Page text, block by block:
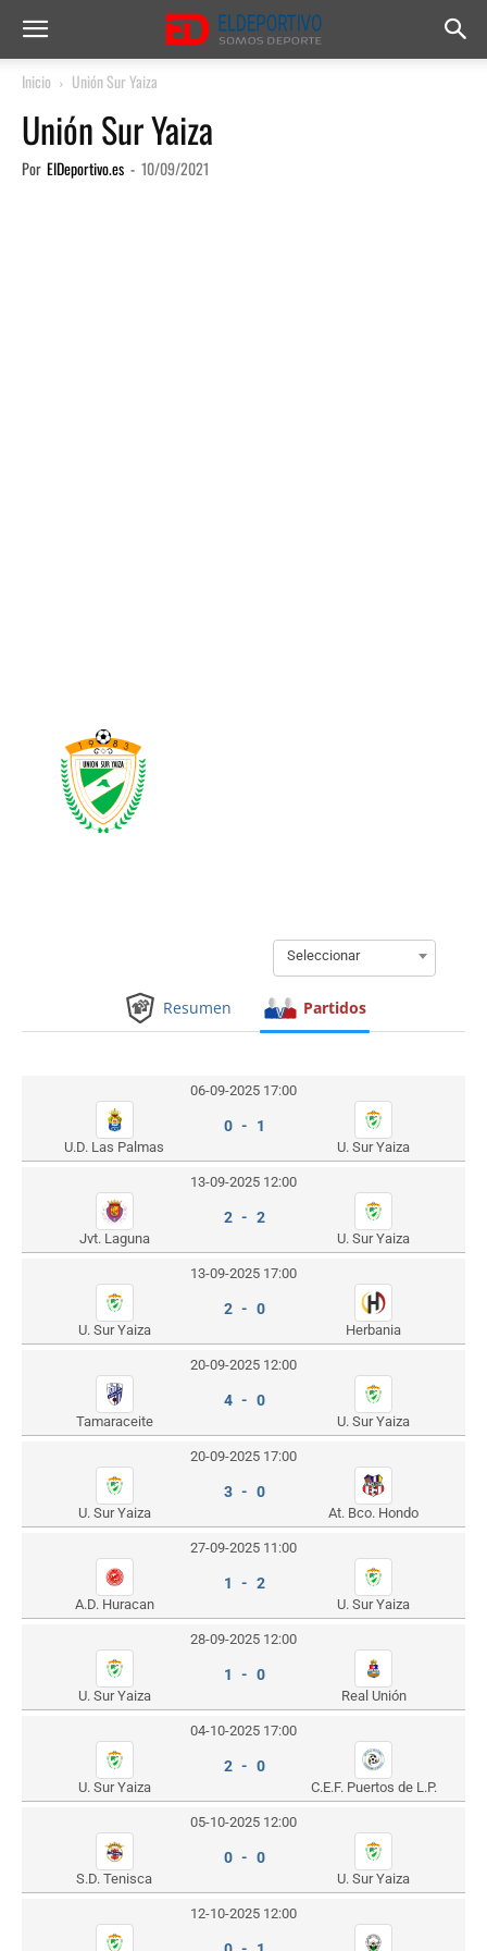
Inicio Unión Sur Yaiza
Unión Sur Yaiza
Por ElDeportivo.es - 10/09/2021
Seleccionar
Resumen Partidos
06-09-2025 17:00
U.D. Las Palmas
0 - 1
U. Sur Yaiza
13-09-2025 12:00
Jvt. Laguna
2 - 2
U. Sur Yaiza
13-09-2025 17:00
U. Sur Yaiza
2 - 0
Herbania
20-09-2025 12:00
Tamaraceite
4 - 0
U. Sur Yaiza
20-09-2025 17:00
U. Sur Yaiza
3 - 0
At. Bco. Hondo
27-09-2025 11:00
A.D. Huracan
1 - 2
U. Sur Yaiza
28-09-2025 12:00
U. Sur Yaiza
1 - 0
Real Unión
04-10-2025 17:00
U. Sur Yaiza
2 - 0
C.E.F. Puertos de L.P.
05-10-2025 12:00
S.D. Tenisca
0 - 0
U. Sur Yaiza
12-10-2025 12:00